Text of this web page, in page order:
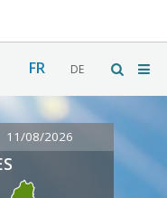
FR DE
11/08/2026